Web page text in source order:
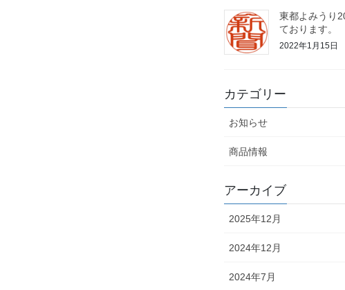
東都よみうり
ております。
2022年1月15日
カテゴリー
お知らせ
商品情報
アーカイブ
2025年12月
2024年12月
2024年7月